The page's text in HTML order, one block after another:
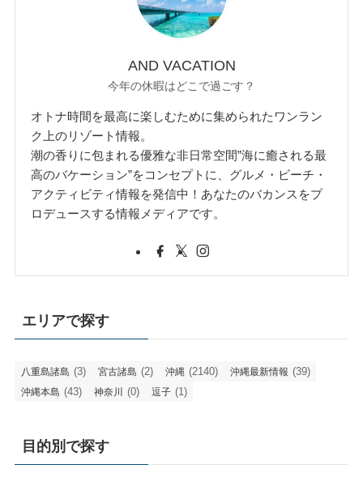
AND VACATION
今年の休暇はどこで過ごす？
オトナ時間を最高に楽しむために集められたワンラン
ク上のリゾート情報。
潮の香りに包まれる優雅な非日常空間”海に癒される最
高のバケーション”をコンセプトに、グルメ・ビーチ・
アクティビティ情報を発信中！あなたのバカンスをプ
ロデュースする情報メディアです。
エリアで探す
八重島諸島 (3) 宮古諸島 (2) 沖縄 (2140) 沖縄最新情報 (39)
沖縄本島 (43) 神奈川 (0) 逗子 (1)
目的別で探す